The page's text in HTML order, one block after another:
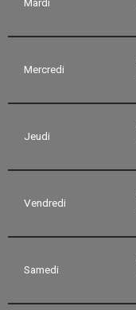
Mercredi
Jeudi
Vendredi
Samedi